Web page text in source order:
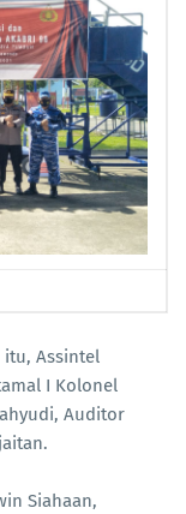
itu, Assintel
I Kolonel
Auditor
Siahaan,